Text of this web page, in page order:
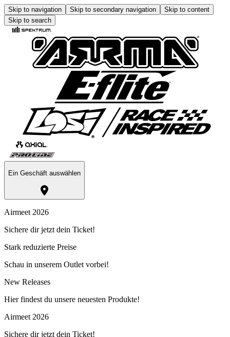
Skip to navigation Skip to secondary navigation
Skip to content
Skip to search
Ein Geschäft auswählen
Airmeet 2026
Sichere dir jetzt dein Ticket!
Stark reduzierte Preise
Schau in unserem Outlet vorbei!
New Releases
Hier findest du unsere neuesten Produkte!
Airmeet 2026
Sichere dir jetzt dein Ticket!